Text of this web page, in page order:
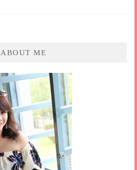
ABOUT ME